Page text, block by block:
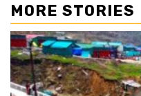
MORE STORIES